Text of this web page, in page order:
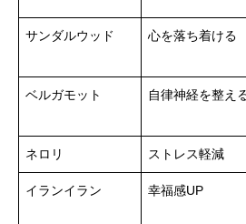
サンダルウッド 心を落ち着ける
ベルガモット 自律神経を整え
ネロリ ストレス軽減
イランイラン 幸福感UP